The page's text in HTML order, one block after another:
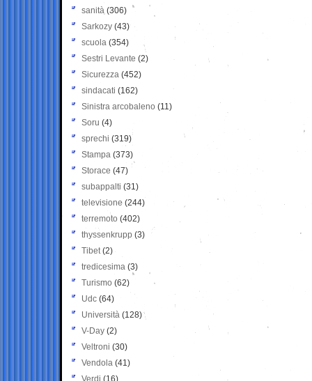
sanità (306)
Sarkozy (43)
scuola (354)
Sestri Levante (2)
Sicurezza (452)
sindacati (162)
Sinistra arcobaleno (11)
Soru (4)
sprechi (319)
Stampa (373)
Storace (47)
subappalti (31)
televisione(244)
terremoto (402)
thyssenkrupp (3)
Tibet(2)
tredicesima (3)
Turismo (62)
Udc (64)
Università (128)
V-Day (2)
Veltroni (30)
Vendola (41)
Verdi (16)